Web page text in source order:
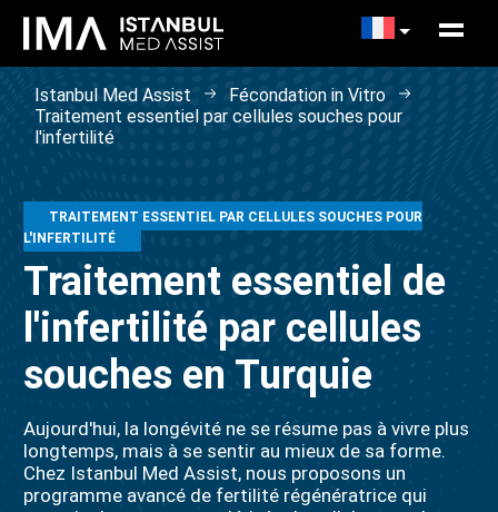
Istanbul Med Assist
Fécondation in Vitro
Traitement essentiel par cellules souches pour
l'infertilité
TRAITEMENT ESSENTIEL PAR CELLULES SOUCHES POUR
L'INFERTILITÉ
Traitement essentiel de
l'infertilité par cellules
souches en Turquie
Aujourd'hui, la longévité ne se résume pas à vivre plus
longtemps, mais à se sentir au mieux de sa forme.
Chez Istanbul Med Assist, nous proposons un
programme avancé de fertilité régénératrice qui